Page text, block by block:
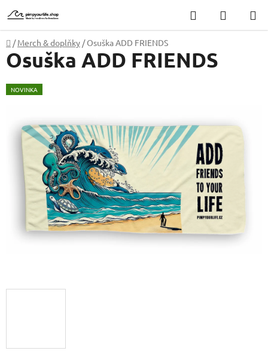
na
obsah
Hledat
KOŠÍK
Domů
/ Merch & doplňky / Osuška ADD FRIENDS
Osuška ADD FRIENDS
NOVINKA